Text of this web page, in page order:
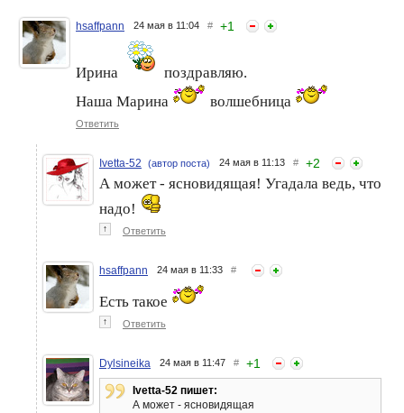
Пустышки февраля-2026.
Ivetta-52. Мои пустышки
января 2026 года
hsaffpann 24 мая в 11:04 # +1
Ирина
поздравляю.
Наша Марина
волшебница
Ответить
Ivetta-52 (автор поста) 24 мая в 11:13 # +2
А может - ясновидящая! Угадала ведь, что
надо!
↑ Ответить
hsaffpann 24 мая в 11:33 #
Есть такое
↑ Ответить
Dylsineika 24 мая в 11:47 # +1
Ivetta-52 пишет:
А может - ясновидящая